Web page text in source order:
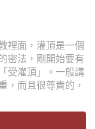
裡面，灌頂是一個
密法，剛開始要有
受灌頂」。一般講
，而且很尊貴的，